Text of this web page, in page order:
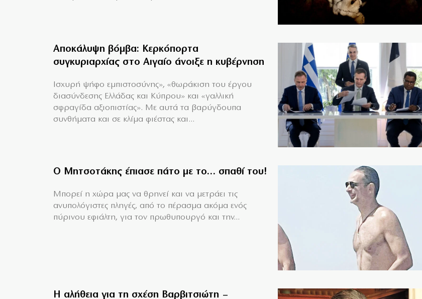
Αποκάλυψη βόμβα: Κερκόπορτα
συγκυριαρχίας στο Αιγαίο άνοιξε η κυβέρνηση
Ισχυρή ψήφο εμπιστοσύνης», «θωράκιση του έργου
διασύνδεσης Ελλάδας και Κύπρου» και «γαλλική
σφραγίδα αξιοπιστίας». Με αυτά τα βαρύγδουπα
συνθήματα και σε κλίμα φιέστας και...
Ο Μητσοτάκης έπιασε πάτο με το… σπαθί του!
Mπορεί η χώρα μας να θρηνεί και να μετράει τις
ανυπολόγιστες πληγές, από το πέρασμα ακόμα ενός
πύρινου εφιάλτη, για τον πρωθυπουργό και την...
Η αλήθεια για τη σχέση Βαρβιτσιώτη –